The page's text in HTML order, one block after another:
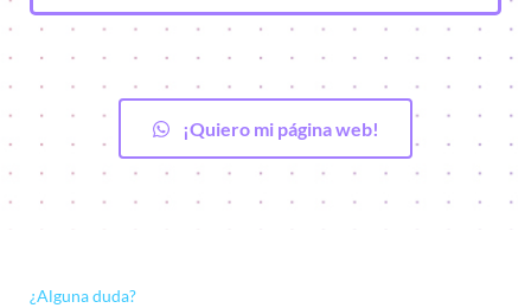
¡Quiero mi página web!
¿Alguna duda?